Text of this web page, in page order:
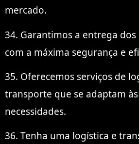
mercado.
34. Garantimos a entrega
com a máxima segurança e
35. Oferecemos serviços de
transporte que se adaptam
necessidades.
36. Tenha uma logística e